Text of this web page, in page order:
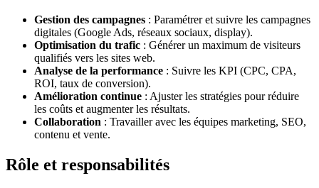
Gestion des campagnes : Paramétrer et suivre les campagnes
digitales (Google Ads, réseaux sociaux, display).
Optimisation du trafic : Générer un maximum de visiteurs
qualifiés vers les sites web.
Analyse de la performance : Suivre les KPI (CPC, CPA,
ROI, taux de conversion).
Amélioration continue : Ajuster les stratégies pour réduire
les coûts et augmenter les résultats.
Collaboration : Travailler avec les équipes marketing, SEO,
contenu et vente.
Rôle et responsabilités